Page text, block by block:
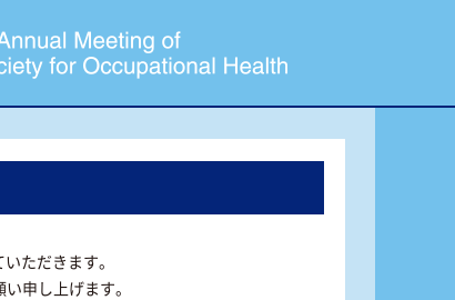
ただきます。
申し上げます。